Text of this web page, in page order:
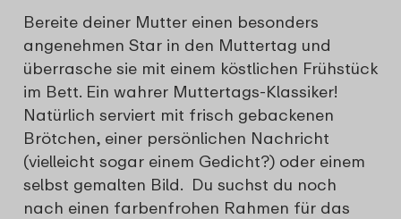
Bereite deiner Mutter einen besonders
angenehmen Star in den Muttertag und
überrasche sie mit einem köstlichen Frühstück
im Bett. Ein wahrer Muttertags-Klassiker!
Natürlich serviert mit frisch gebackenen
Brötchen, einer persönlichen Nachricht
(vielleicht sogar einem Gedicht?) oder einem
selbst gemalten Bild. Du suchst du noch
nach einen farbenfrohen Rahmen für das